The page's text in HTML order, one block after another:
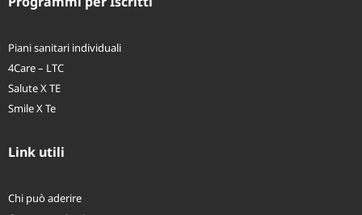
Programmi per Iscritti
Piani sanitari individuali
4Care – LTC
Salute X TE
Chi può aderire